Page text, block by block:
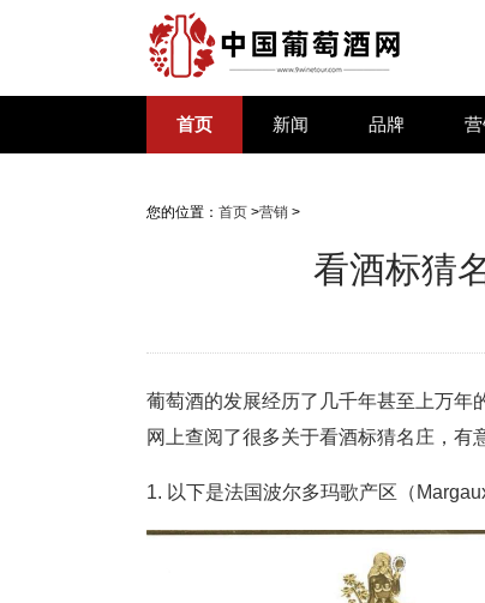
首页 新闻 品牌
您的位置： 首页 >营销 >
看酒标猜
葡萄酒的发展经历了几千年甚至上万年
网上查阅了很多关于看酒标猜名庄，有
1. 以下是法国波尔多玛歌产区（